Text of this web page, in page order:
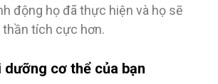
động họ đã thực hiện và họ sẽ
tích cực hơn.
dưỡng cơ thể của bạn